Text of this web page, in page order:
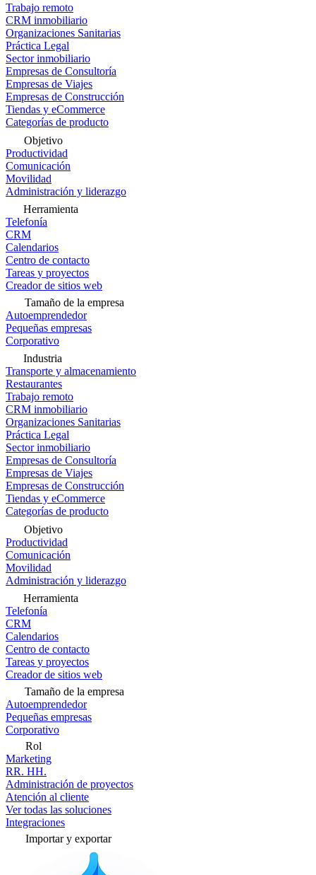
Trabajo remoto
CRM inmobiliario
Organizaciones Sanitarias
Práctica Legal
Sector inmobiliario
Empresas de Consultoría
Empresas de Viajes
Empresas de Construcción
Tiendas y eCommerce
Categorías de producto
Objetivo
Productividad
Comunicación
Movilidad
Administración y liderazgo
Herramienta
Telefonía
CRM
Calendarios
Centro de contacto
Tareas y proyectos
Creador de sitios web
Tamaño de la empresa
Autoemprendedor
Pequeñas empresas
Corporativo
Industria
Transporte y almacenamiento
Restaurantes
Trabajo remoto
CRM inmobiliario
Organizaciones Sanitarias
Práctica Legal
Sector inmobiliario
Empresas de Consultoría
Empresas de Viajes
Empresas de Construcción
Tiendas y eCommerce
Categorías de producto
Objetivo
Productividad
Comunicación
Movilidad
Administración y liderazgo
Herramienta
Telefonía
CRM
Calendarios
Centro de contacto
Tareas y proyectos
Creador de sitios web
Tamaño de la empresa
Autoemprendedor
Pequeñas empresas
Corporativo
Rol
Marketing
RR. HH.
Administración de proyectos
Atención al cliente
Ver todas las soluciones
Integraciones
Importar y exportar